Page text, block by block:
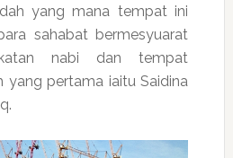
yang mana tempat ini
sahabat bermesyuarat
nabi dan tempat
yang pertama iaitu Saidina